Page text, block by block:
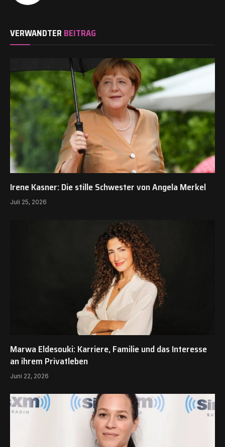
VERWANDTER BEITRAG
Irene Kasner: Die stille Schwester von Angela Merkel
Juli 25, 2026
Marwa Eldesouki: Karriere, Familie und das Interesse
an ihrem Privatleben
Juni 22, 2026